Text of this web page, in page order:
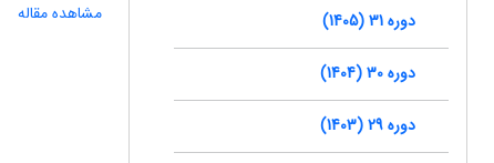
مشاهده مقاله
دوره 31 (1405)
دوره 30 (1404)
دوره 29 (1403)